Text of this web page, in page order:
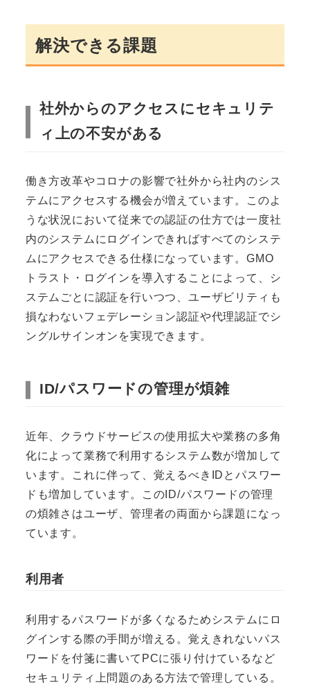
解決できる課題
社外からのアクセスにセキュリテ
ィ上の不安がある
働き方改革やコロナの影響で社外から社内のシス
テムにアクセスする機会が増えています。このよ
うな状況において従来での認証の仕方では一度社
内のシステムにログインできればすべてのシステ
ムにアクセスできる仕様になっています。GMO
トラスト・ログインを導入することによって、シ
ステムごとに認証を行いつつ、ユーザビリティも
損なわないフェデレーション認証や代理認証でシ
ングルサインオンを実現できます。
ID/パスワードの管理が煩雑
近年、クラウドサービスの使用拡大や業務の多角
化によって業務で利用するシステム数が増加して
います。これに伴って、覚えるべきIDとパスワー
ドも増加しています。このID/パスワードの管理
の煩雑さはユーザ、管理者の両面から課題になっ
ています。
利用者
利用するパスワードが多くなるためシステムにロ
グインする際の手間が増える。覚えきれないパス
ワードを付箋に書いてPCに張り付けているなど
セキュリティ上問題のある方法で管理している。